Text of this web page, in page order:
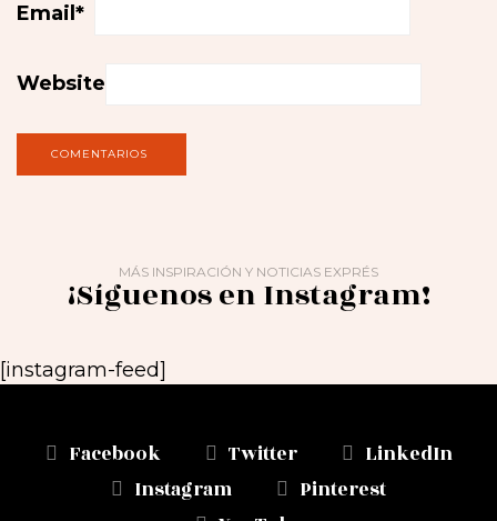
Email *
Website
MÁS INSPIRACIÓN Y NOTICIAS EXPRÉS
¡Síguenos en Instagram!
[instagram-feed]
Facebook Twitter
LinkedIn
Instagram
Pinterest